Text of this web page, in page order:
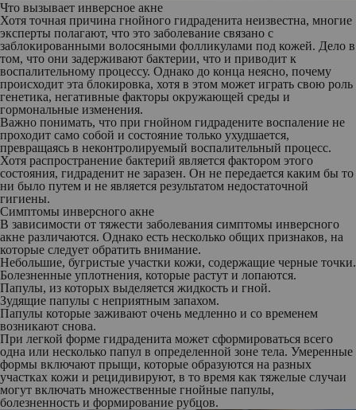
Что вызывает инверсное акне
Хотя точная причина гнойного гидраденита неизвестна, многие
эксперты полагают, что это заболевание связано с
заблокированными волосяными фолликулами под кожей. Дело в
том, что они задерживают бактерии, что и приводит к
воспалительному процессу. Однако до конца неясно, почему
происходит эта блокировка, хотя в этом может играть свою роль
генетика, негативные факторы окружающей среды и
гормональные изменения.
Важно понимать, что при гнойном гидрадените воспаление не
проходит само собой и состояние только ухудшается,
превращаясь в неконтролируемый воспалительный процесс.
Хотя распространение бактерий является фактором этого
состояния, гидраденит не заразен. Он не передается каким бы то
ни было путем и не является результатом недостаточной
гигиены.
Симптомы инверсного акне
В зависимости от тяжести заболевания симптомы инверсного
акне различаются. Однако есть несколько общих признаков, на
которые следует обратить внимание.
Небольшие, бугристые участки кожи, содержащие черные точки.
Болезненные уплотнения, которые растут и лопаются.
Папулы, из которых выделяется жидкость и гной.
Зудящие папулы с неприятным запахом.
Папулы которые заживают очень медленно и со временем
возникают снова.
При легкой форме гидраденита может сформироваться всего
одна или несколько папул в определенной зоне тела. Умеренные
формы включают прыщи, которые образуются на разных
участках кожи и рецидивируют, в то время как тяжелые случаи
могут включать множественные гнойные папулы,
болезненность и формирование рубцов.